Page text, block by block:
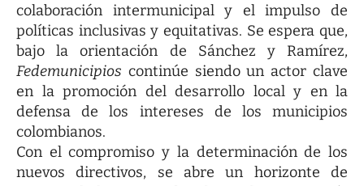
colaboración intermunicipal y el impulso de
políticas inclusivas y equitativas. Se espera que,
bajo la orientación de Sánchez y Ramírez,
Fedemunicipios continúe siendo un actor clave
en la promoción del desarrollo local y en la
defensa de los intereses de los municipios
colombianos.
Con el compromiso y la determinación de los
nuevos directivos, se abre un horizonte de